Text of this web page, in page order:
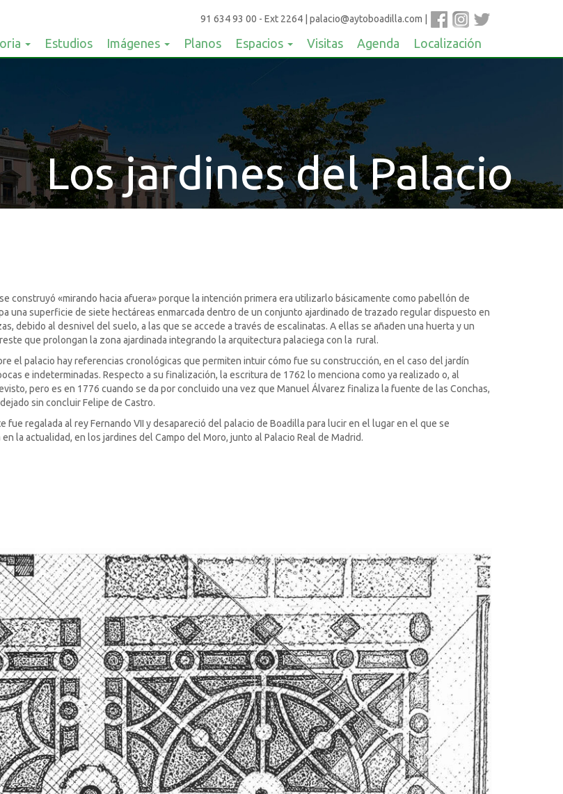
91 634 93 00 - Ext 2264 palacio@aytoboadilla.com
Estudios Imágenes Planos Espacios Visitas Agenda Localización
Los jardines del Palacio
construyó «mirando hacia afuera» porque la intención primera era utilizarlo básicamente como pabellón de
una superficie de siete hectáreas enmarcada dentro de un conjunto ajardinado de trazado regular dispuesto en
debido al desnivel del suelo, a las que se accede a través de escalinatas. A ellas se añaden una huerta y un
que prolongan la zona ajardinada integrando la arquitectura palaciega con la rural.
el palacio hay referencias cronológicas que permiten intuir cómo fue su construcción, en el caso del jardín
e indeterminadas. Respecto a su finalización, la escritura de 1762 lo menciona como ya realizado o, al
pero es en 1776 cuando se da por concluido una vez que Manuel Álvarez finaliza la fuente de las Conchas,
sin concluir Felipe de Castro.
fue regalada al rey Fernando VII y desapareció del palacio de Boadilla para lucir en el lugar en el que se
la actualidad, en los jardines del Campo del Moro, junto al Palacio Real de Madrid.